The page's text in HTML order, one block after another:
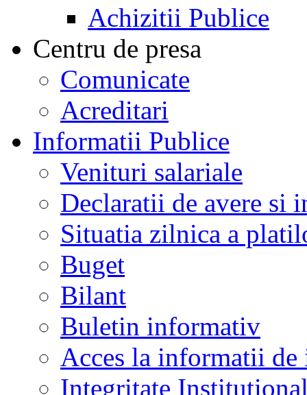
Achizitii Publice
Centru de presa
Comunicate
Acreditari
Informatii Publice
Venituri salariale
Declaratii de avere si
Situatia zilnica a
Buget
Bilant
Buletin informativ
Acces la informatii de
Integritate